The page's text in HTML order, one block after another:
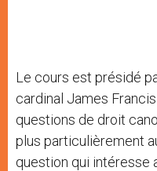
Le cours est présidé
cardinal James
questions de droit
plus particulièrement
question qui intéresse